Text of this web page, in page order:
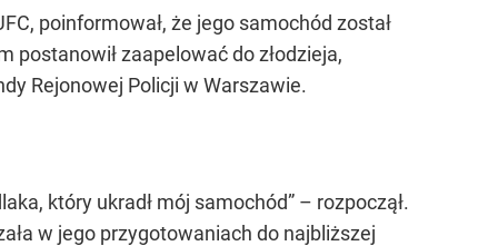
poinformował, że jego samochód został
postanowił zaapelować do złodzieja,
Rejonowej Policji w Warszawie.
który ukradł mój samochód” – rozpoczął.
w jego przygotowaniach do najbliższej